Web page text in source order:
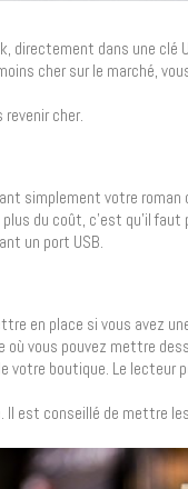
directement dans une
cher sur le marché,
revenir cher.
simplement votre
du coût, c’est qu’il
un port USB.
en place si vous avez
vous pouvez mettre
votre boutique. Le
Il est conseillé de mettre